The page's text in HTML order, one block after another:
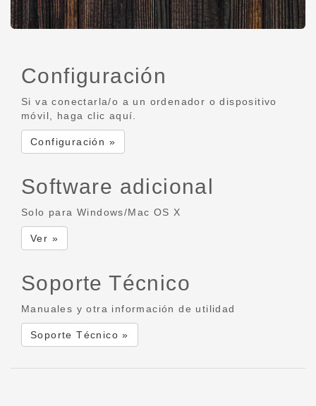
Configuración
Si va conectarla/o a un ordenador o dispositivo
móvil, haga clic aquí.
Configuración »
Software adicional
Solo para Windows/Mac OS X
Ver »
Soporte Técnico
Manuales y otra información de utilidad
Soporte Técnico »